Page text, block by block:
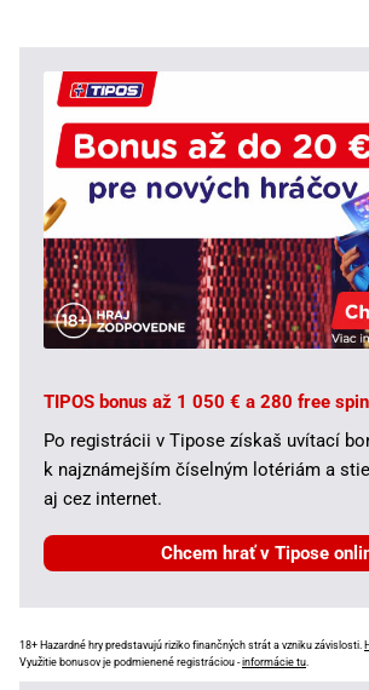
TIPOS bonus až 1 050 € a 280 free
Po registrácii v Tipose získaš uvítací
k najznámejším číselným lotériám a
aj cez internet.
Chcem hrať v Tipose
18+ Hazardné hry predstavujú riziko finančných strát a vzniku závislosti.
Využitie bonusov je podmienené registráciou -informácie tu.